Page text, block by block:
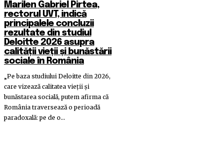
Marilen Gabriel Pirtea,
rectorul UVT, indică
principalele concluzii
rezultate din studiul
Deloitte 2026 asupra
calității vieții și bunăstării
sociale în România
„Pe baza studiului Deloitte din 2026,
care vizează calitatea vieții și
bunăstarea socială, putem afirma că
România traversează o perioadă
paradoxală: pe de o...